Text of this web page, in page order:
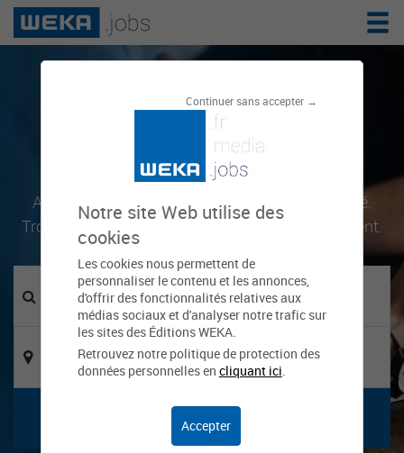
Continuer sans accepter →
Notre site Web utilise des
cookies
Les cookies nous permettent de
personnaliser le contenu et les annonces,
d'offrir des fonctionnalités relatives aux
médias sociaux et d'analyser notre trafic sur
les sites des Éditions WEKA.
Retrouvez notre politique de protection des
données personnelles en cliquant ici.
Accepter
Le réseau de
l'emploi public
Accélérez votre carrière, favorisez votre mobilité.
Trouvez les offres d'emploi qui vous correspondent.